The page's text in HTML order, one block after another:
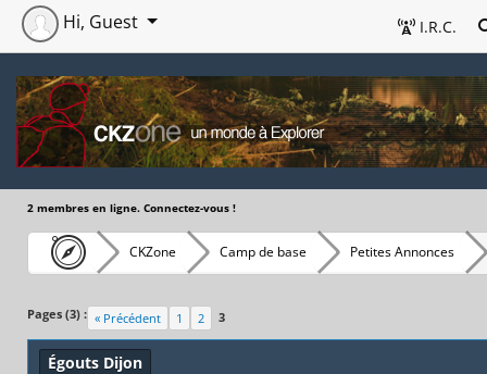
I.R.C.
Hi, Guest
2 membres en ligne. Connectez-vous !
CKZone Camp de base Petites Annonces
Pages (3) : « Précédent 1 2 3
Égouts Dijon